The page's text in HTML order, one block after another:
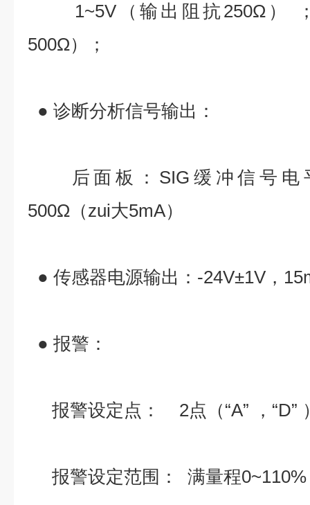
1~5V（输出阻抗250Ω） ；
500Ω）；
● 诊断分析信号输出：
后面板：SIG缓冲信号电
500Ω（zui大5mA）
● 传感器电源输出：-24V±1V，
● 报警：
报警设定点： 2点（“A” ，“D”
报警设定范围： 满量程